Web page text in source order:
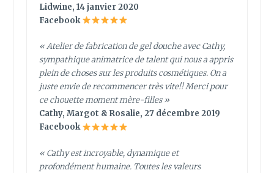
Lidwine, 14 janvier 2020
Facebook
« Atelier de fabrication de gel douche avec Cathy,
sympathique animatrice de talent qui nous a appris
plein de choses sur les produits cosmétiques. On a
juste envie de recommencer très vite!! Merci pour
ce chouette moment mère-filles »
Cathy, Margot & Rosalie, 27 décembre 2019
Facebook
« Cathy est incroyable, dynamique et
profondément humaine. Toutes les valeurs